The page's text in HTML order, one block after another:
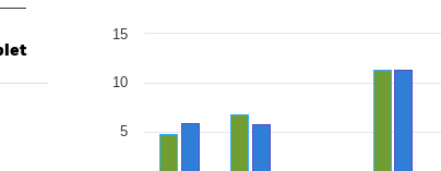
Bar chart with 2 data series.
The chart has 1 Y axis displaying Values. Range: -20
5
10
15